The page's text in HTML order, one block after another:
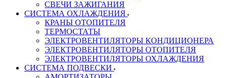
СВЕЧИ ЗАЖИГАНИЯ
СИСТЕМА ОХЛАЖДЕНИЯ
КРАНЫ ОТОПИТЕЛЯ
ТЕРМОСТАТЫ
ЭЛЕКТРОВЕНТИЛЯТОРЫ КОНДИЦИОНЕРА
ЭЛЕКТРОВЕНТИЛЯТОРЫ ОТОПИТЕЛЯ
ЭЛЕКТРОВЕНТИЛЯТОРЫ ОХЛАЖДЕНИЯ
СИСТЕМА ПОДВЕСКИ